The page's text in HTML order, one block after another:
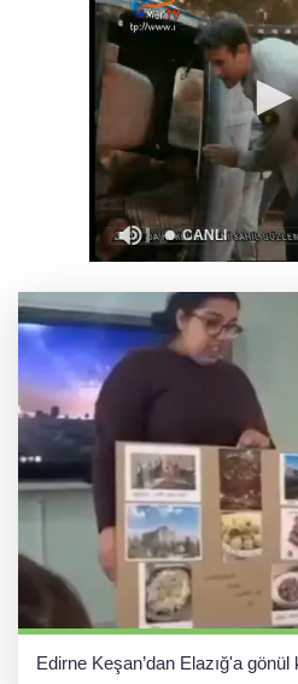
Hakkari'de JİHA
kilo esrar ele
Keşan Kent
ziyareti
İstanbul
dünyasında
Edirne Keşan’dan Elazığ'a gönül